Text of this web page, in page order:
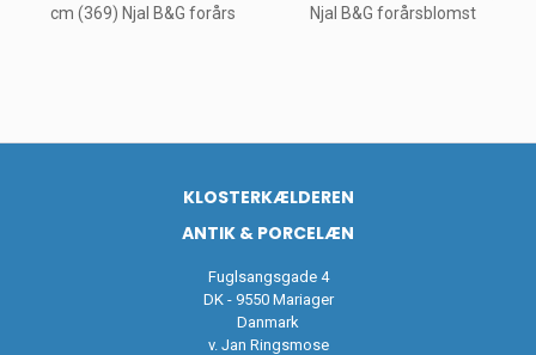
cm (369) Njal B&G forårs
Njal B&G forårsblomst
KLOSTERKÆLDEREN
ANTIK & PORCELÆN
Fuglsangsgade 4
DK - 9550 Mariager
Danmark
v. Jan Ringsmose